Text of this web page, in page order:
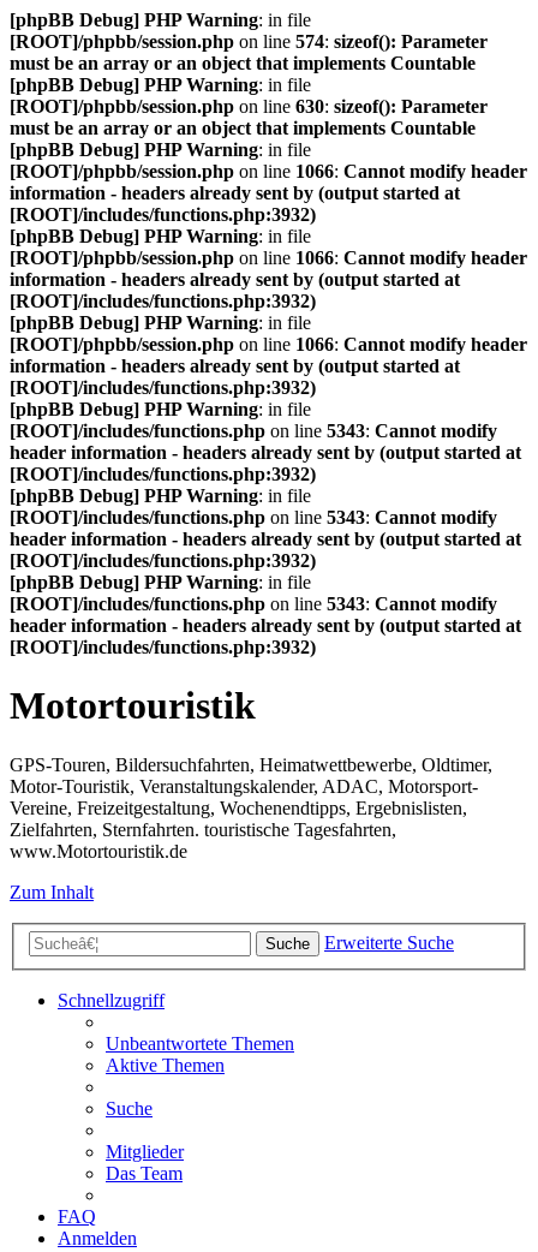
[phpBB Debug] PHP Warning: in file
[ROOT]/phpbb/session.php on line 574: sizeof(): Parameter
must be an array or an object that implements Countable
[phpBB Debug] PHP Warning: in file
[ROOT]/phpbb/session.php on line 630: sizeof(): Parameter
must be an array or an object that implements Countable
[phpBB Debug] PHP Warning: in file
[ROOT]/phpbb/session.php on line 1066: Cannot modify header
information - headers already sent by (output started at
[ROOT]/includes/functions.php:3932)
[phpBB Debug] PHP Warning: in file
[ROOT]/phpbb/session.php on line 1066: Cannot modify header
information - headers already sent by (output started at
[ROOT]/includes/functions.php:3932)
[phpBB Debug] PHP Warning: in file
[ROOT]/phpbb/session.php on line 1066: Cannot modify header
information - headers already sent by (output started at
[ROOT]/includes/functions.php:3932)
[phpBB Debug] PHP Warning: in file
[ROOT]/includes/functions.php on line 5343: Cannot modify
header information - headers already sent by (output started at
[ROOT]/includes/functions.php:3932)
[phpBB Debug] PHP Warning: in file
[ROOT]/includes/functions.php on line 5343: Cannot modify
header information - headers already sent by (output started at
[ROOT]/includes/functions.php:3932)
[phpBB Debug] PHP Warning: in file
[ROOT]/includes/functions.php on line 5343: Cannot modify
header information - headers already sent by (output started at
[ROOT]/includes/functions.php:3932)
Motortouristik
GPS-Touren, Bildersuchfahrten, Heimatwettbewerbe, Oldtimer,
Motor-Touristik, Veranstaltungskalender, ADAC, Motorsport-
Vereine, Freizeitgestaltung, Wochenendtipps, Ergebnislisten,
Zielfahrten, Sternfahrten. touristische Tagesfahrten,
www.Motortouristik.de
Zum Inhalt
Suche Erweiterte Suche
Schnellzugriff
Unbeantwortete Themen
Aktive Themen
Suche
Mitglieder
Das Team
FAQ
Anmelden